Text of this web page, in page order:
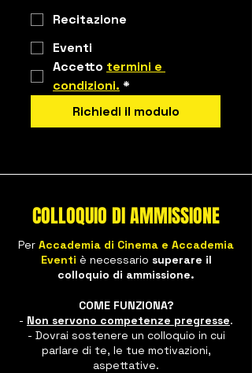
Recitazione
Eventi
Accetto termini e
condizioni. *
Richiedi il modulo
COLLOQUIO DI AMMISSIONE
Per Accademia di Cinema e Accademia
Eventi è necessario superare il
colloquio di ammissione.
COME FUNZIONA?
- Non servono competenze pregresse.
- Dovrai sostenere un colloquio in cui
parlare di te, le tue motivazioni,
aspettative.